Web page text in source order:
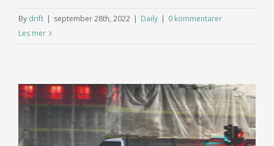
By drift | september 28th, 2022 | Daily | 0 kommentarer
Les mer